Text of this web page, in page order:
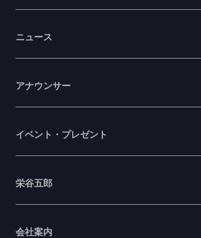
ニュース
アナウンサー
イベント・プレゼント
栄谷五郎
会社案内